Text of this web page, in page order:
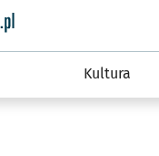
Serwis informacyjny
Kultura